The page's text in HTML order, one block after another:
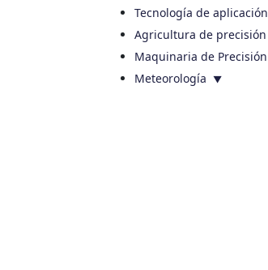
Tecnología de aplicación
Agricultura de precisión
Maquinaria de Precisión
Meteorología